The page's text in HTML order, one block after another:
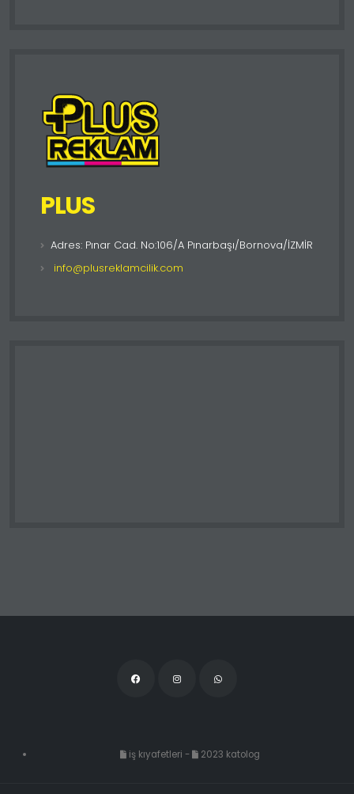
PLUS
Adres: Pınar Cad. No:106/A Pınarbaşı/Bornova/İZMİR
info@plusreklamcilik.com
iş kıyafetleri - 2023 katolog